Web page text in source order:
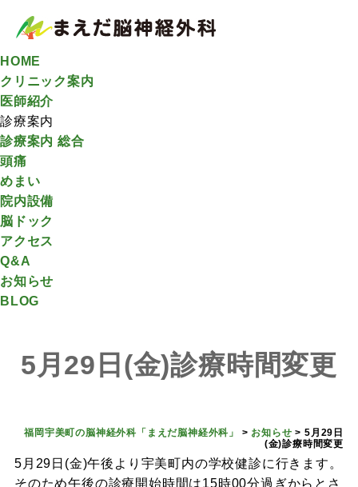
HOME
クリニック案内
医師紹介
診療案内
診療案内 総合
頭痛
めまい
院内設備
脳ドック
アクセス
Q&A
お知らせ
BLOG
5月29日(金)診療時間変更
福岡宇美町の脳神経外科「まえだ脳神経外科」 > お知らせ >5月29日
(金)診療時間変更
5月29日(金)午後より宇美町内の学校健診に行きます。
そのため午後の診療開始時間は15時00分過ぎからとさ